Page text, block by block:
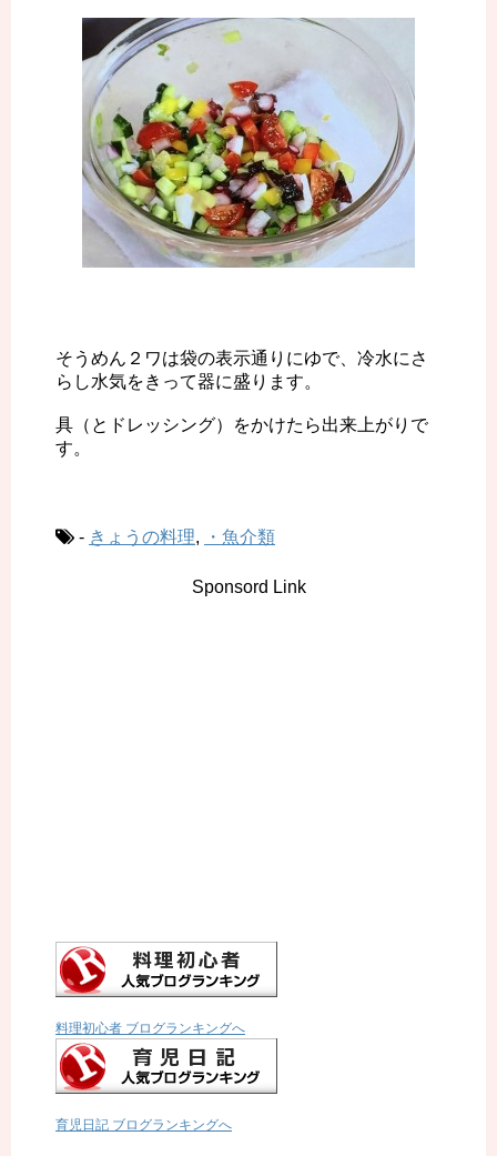
そうめん２ワは袋の表示通りにゆで、冷水にさ
らし水気をきって器に盛ります。
具（とドレッシング）をかけたら出来上がりで
す。
- きょうの料理, ・魚介類
Sponsord Link
料理初心者 ブログランキングへ
育児日記 ブログランキングへ